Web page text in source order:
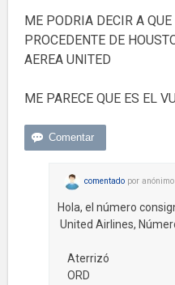
ME PODRIA DECIR A
PROCEDENTE DE
AEREA UNITED
ME PARECE QUE ES EL
comentado por anónimo
Hola, el número
United Airlines,
Aterrizó
ORD